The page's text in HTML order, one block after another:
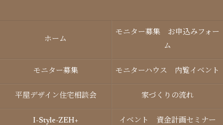
ホーム
モニター募集 お申込みフォー
ム
モニター募集 モニターハウス 内覧イベント
平屋デザイン住宅相談会 家づくりの流れ
I-Style-ZEH+ イベント 資金計画セミナー